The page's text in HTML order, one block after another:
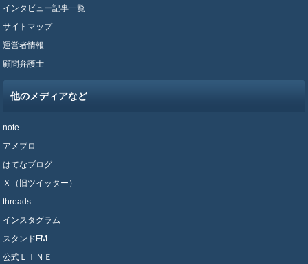
インタビュー記事一覧
サイトマップ
運営者情報
顧問弁護士
他のメディアなど
note
アメブロ
はてなブログ
Ｘ（旧ツイッター）
threads.
インスタグラム
スタンドFM
公式ＬＩＮＥ